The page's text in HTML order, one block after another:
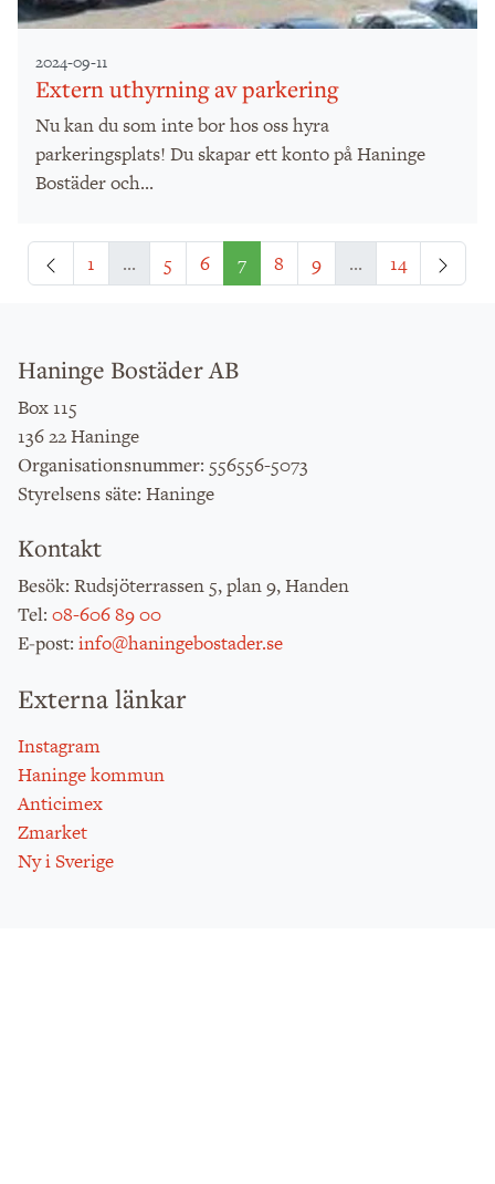
2024-09-11
Extern uthyrning av parkering
Nu kan du som inte bor hos oss hyra
parkeringsplats! Du skapar ett konto på Haninge
Bostäder och...
Föregående
1 ... 5 6 7 8 9 ... 14
Haninge Bostäder AB
Box 115
136 22 Haninge
Organisationsnummer: 556556-5073
Styrelsens säte: Haninge
Kontakt
Besök: Rudsjöterrassen 5, plan 9, Handen
Tel: 08-606 89 00
E-post: info@haningebostader.se
Externa länkar
Instagram
Haninge kommun
Anticimex
Zmarket
Ny i Sverige